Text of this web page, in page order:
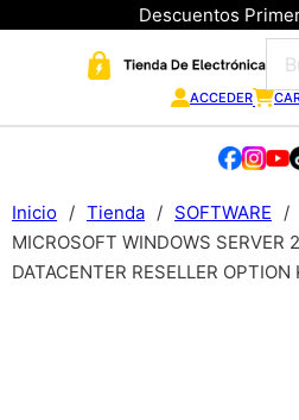
Descuentos
ACCEDER
Inicio / Tienda / SOFTWARE
/
MICROSOFT WINDOWS SERVER
DATACENTER RESELLER